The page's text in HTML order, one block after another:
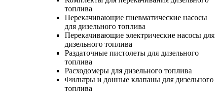
топлива
Перекачивающие пневматические насосы
для дизельного топлива
Перекачивающие электрические насосы для
дизельного топлива
Раздаточные пистолеты для дизельного
топлива
Расходомеры для дизельного топлива
Фильтры и донные клапаны для дизельного
топлива